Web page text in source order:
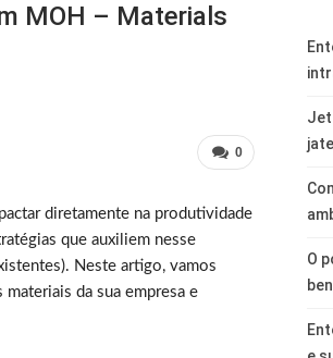
MOH – Materials
0
diretamente na produtividade
que auxiliem nesse
Neste artigo, vamos
da sua empresa e
Jet
O